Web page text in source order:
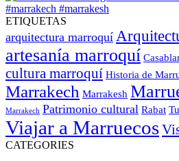
ETIQUETAS
arquitectura marroquí
artesanía marroquí
cultura marroquí Historia de
Marrakech Marrakesh
Marrakech Patrimonio cultural Rabat
Viajar a Marruecos
CATEGORIES